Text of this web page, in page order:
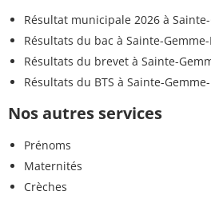
Résultat municipale 2026 à
Résultats du bac à Sainte-
Résultats du brevet à Sainte-
Résultats du BTS à Sainte-
Nos autres services
Prénoms
Maternités
Crèches